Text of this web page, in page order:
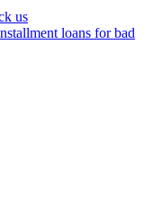
us
loans for bad